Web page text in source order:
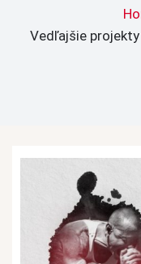
Vedľajšie